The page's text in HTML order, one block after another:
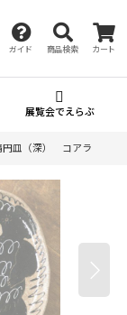
ガイド 商品検索 カート
展覧会でえらぶ
皿（深） コアラ